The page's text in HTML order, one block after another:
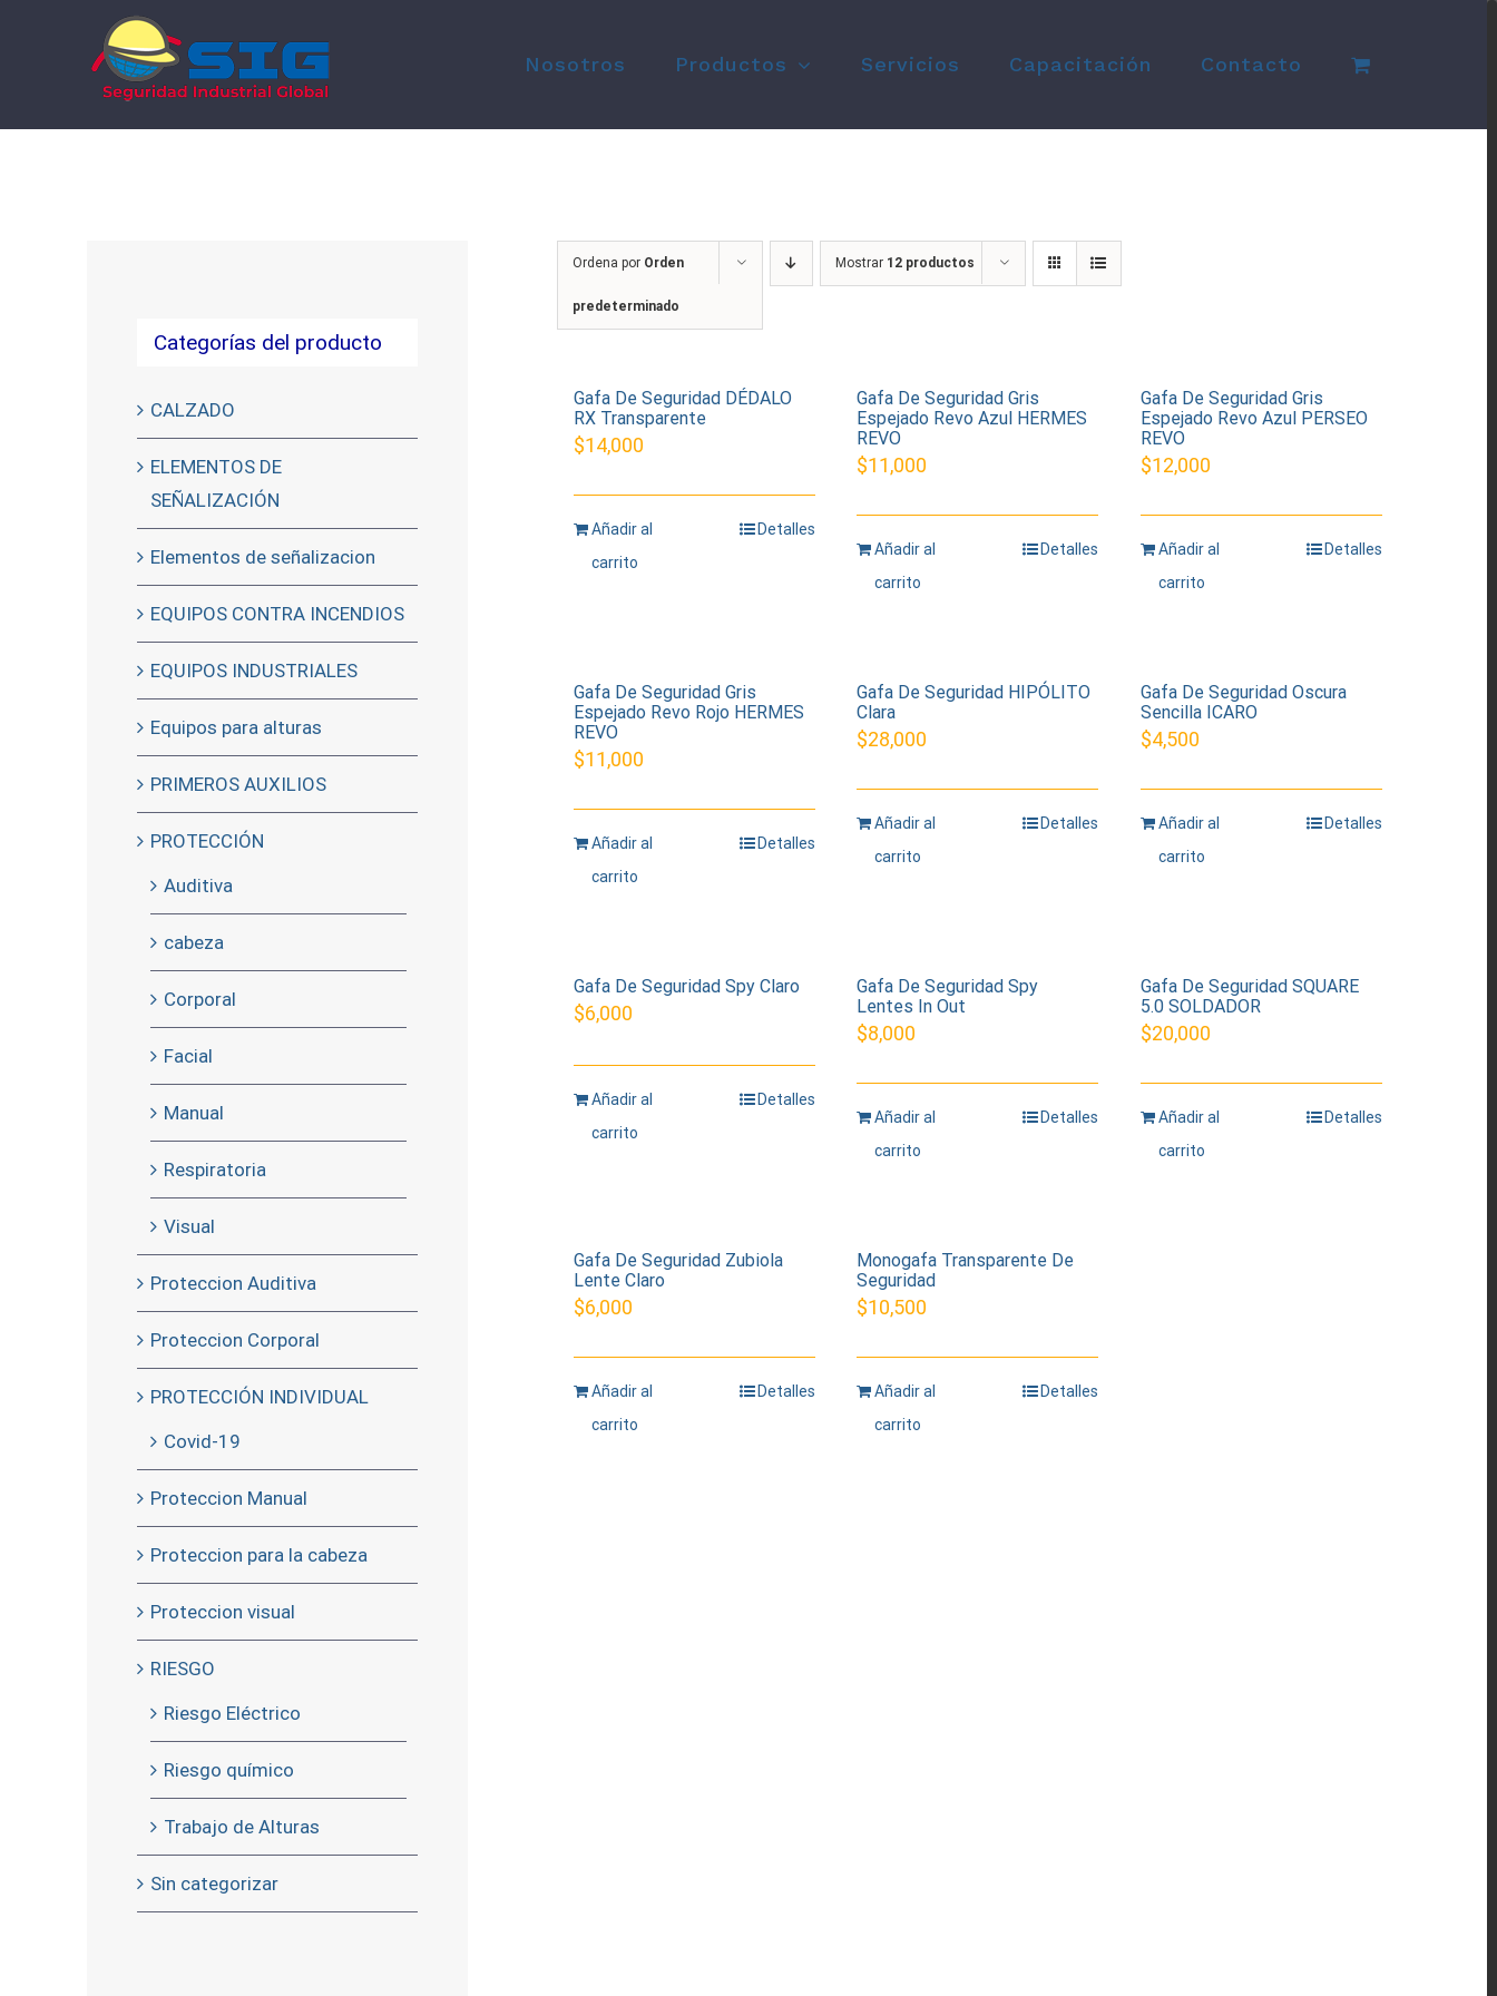
Nosotros Productos Servicios Capacitación Contacto
Ordena por Orden
predeterminado
Mostrar 12 productos
Gafa De Seguridad DÉDALO
RX Transparente
$14,000
Añadir al
carrito
Detalles
Gafa De Seguridad Gris
Espejado Revo Azul HERMES
REVO
$11,000
Añadir al
carrito
Detalles
Gafa De Seguridad Gris
Espejado Revo Azul PERSEO
REVO
$12,000
Añadir al
carrito
Detalles
Gafa De Seguridad Gris
Espejado Revo Rojo HERMES
REVO
$11,000
Añadir al
carrito
Detalles
Gafa De Seguridad HIPÓLITO
Clara
$28,000
Añadir al
carrito
Detalles
Gafa De Seguridad Oscura
Sencilla ICARO
$4,500
Añadir al
carrito
Detalles
Gafa De Seguridad Spy Claro
$6,000
Añadir al
carrito
Detalles
Gafa De Seguridad Spy
Lentes In Out
$8,000
Añadir al
carrito
Detalles
Gafa De Seguridad SQUARE
5.0 SOLDADOR
$20,000
Añadir al
carrito
Detalles
Gafa De Seguridad Zubiola
Lente Claro
$6,000
Añadir al
carrito
Detalles
Monogafa Transparente De
Seguridad
$10,500
Añadir al
carrito
Detalles
Categorías del producto
CALZADO
ELEMENTOS DE
SEÑALIZACIÓN
Elementos de señalizacion
EQUIPOS CONTRA INCENDIOS
EQUIPOS INDUSTRIALES
Equipos para alturas
PRIMEROS AUXILIOS
PROTECCIÓN
Auditiva
cabeza
Corporal
Facial
Manual
Respiratoria
Visual
Proteccion Auditiva
Proteccion Corporal
PROTECCIÓN INDIVIDUAL
Covid-19
Proteccion Manual
Proteccion para la cabeza
Proteccion visual
RIESGO
Riesgo Eléctrico
Riesgo químico
Trabajo de Alturas
Sin categorizar